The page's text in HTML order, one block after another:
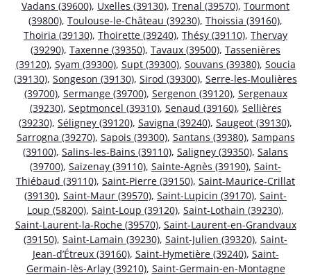
Vadans (39600), Uxelles (39130), Trenal (39570), Tourmont
(39800), Toulouse-le-Château (39230), Thoissia (39160),
Thoiria (39130), Thoirette (39240), Thésy (39110), Thervay
(39290), Taxenne (39350), Tavaux (39500), Tassenières
(39120), Syam (39300), Supt (39300), Souvans (39380), Soucia
(39130), Songeson (39130), Sirod (39300), Serre-les-Moulières
(39700), Sermange (39700), Sergenon (39120), Sergenaux
(39230), Septmoncel (39310), Senaud (39160), Sellières
(39230), Séligney (39120), Savigna (39240), Saugeot (39130),
Sarrogna (39270), Sapois (39300), Santans (39380), Sampans
(39100), Salins-les-Bains (39110), Saligney (39350), Salans
(39700), Saizenay (39110), Sainte-Agnès (39190), Saint-
Thiébaud (39110), Saint-Pierre (39150), Saint-Maurice-Crillat
(39130), Saint-Maur (39570), Saint-Lupicin (39170), Saint-
Loup (58200), Saint-Loup (39120), Saint-Lothain (39230),
Saint-Laurent-la-Roche (39570), Saint-Laurent-en-Grandvaux
(39150), Saint-Lamain (39230), Saint-Julien (39320), Saint-
Jean-d’Étreux (39160), Saint-Hymetière (39240), Saint-
Germain-lès-Arlay (39210), Saint-Germain-en-Montagne